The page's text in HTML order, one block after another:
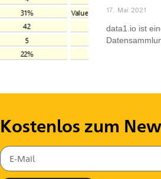
17. Mai 2021
data1.io ist
Kostenlos zum